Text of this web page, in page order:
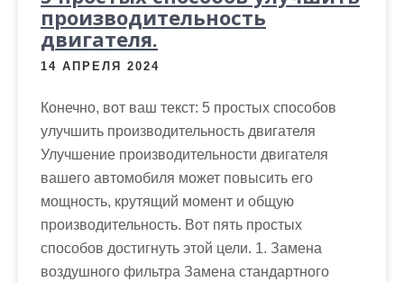
производительность
двигателя.
14 АПРЕЛЯ 2024
Конечно, вот ваш текст: 5 простых способов
улучшить производительность двигателя
Улучшение производительности двигателя
вашего автомобиля может повысить его
мощность, крутящий момент и общую
производительность. Вот пять простых
способов достигнуть этой цели. 1. Замена
воздушного фильтра Замена стандартного